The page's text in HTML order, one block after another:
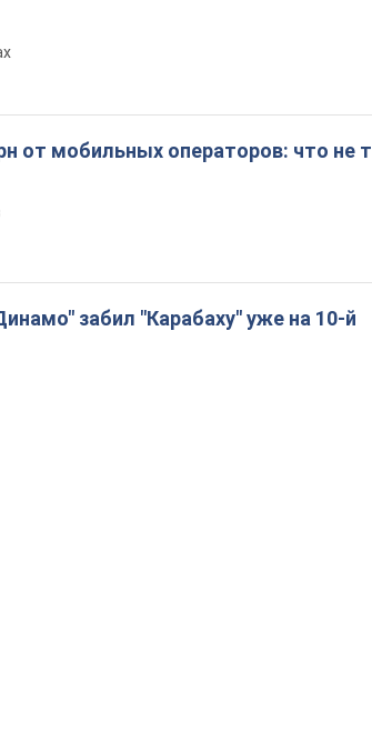
от мобильных операторов: что не
забил "Карабаху" уже на 10-й